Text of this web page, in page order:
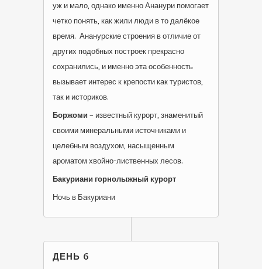
уж и мало, однако именно Ананури помогает
четко понять, как жили люди в то далёкое
время. Ананурские строения в отличие от
других подобных построек прекрасно
сохранились, и именно эта особенность
вызывает интерес к крепости как туристов,
так и историков.
Боржоми – известный курорт, знаменитый
своими минеральными источниками и
целебным воздухом, насыщенным
ароматом хвойно-лиственных лесов.
Бакуриани горнолыжный курорт
Ночь в Бакуриани
ДЕНЬ 6